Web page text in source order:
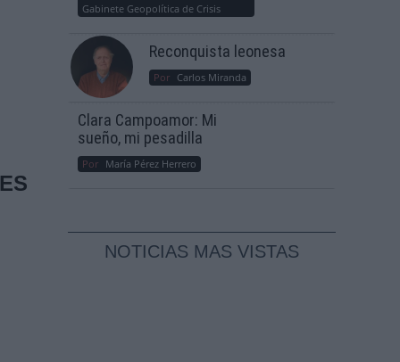
Gabinete Geopolítica de Crisis
Reconquista leonesa
Por Carlos Miranda
Clara Campoamor: Mi
sueño, mi pesadilla
Por María Pérez Herrero
NOTICIAS MAS VISTAS